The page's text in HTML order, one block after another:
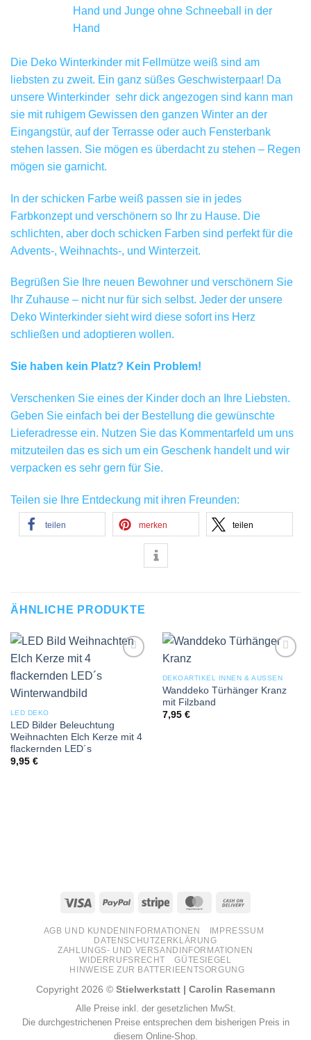
Hand und Junge ohne Schneeball in der
Hand
Die Deko Winterkinder mit Fellmütze weiß sind am
liebsten zu zweit. Ein ganz süßes Geschwisterpaar! Da
unsere Winterkinder sehr dick angezogen sind kann man
sie mit ruhigem Gewissen den ganzen Winter an der
Eingangstür, auf der Terrasse oder auch Fensterbank
stehen lassen. Sie mögen es überdacht zu stehen – Regen
mögen sie garnicht.
In der schicken Farbe weiß passen sie in jedes
Farbkonzept und verschönern so Ihr zu Hause. Die
schlichten, aber doch schicken Farben sind perfekt für die
Advents-, Weihnachts-, und Winterzeit.
Begrüßen Sie Ihre neuen Bewohner und verschönern Sie
Ihr Zuhause – nicht nur für sich selbst. Jeder der unsere
Deko Winterkinder sieht wird diese sofort ins Herz
schließen und adoptieren wollen.
Sie haben kein Platz? Kein Problem!
Verschenken Sie eines der Kinder doch an Ihre Liebsten.
Geben Sie einfach bei der Bestellung die gewünschte
Lieferadresse ein. Nutzen Sie das Kommentarfeld um uns
mitzuteilen das es sich um ein Geschenk handelt und wir
verpacken es sehr gern für Sie.
Teilen sie Ihre Entdeckung mit ihren Freunden:
teilen merken teilen
ÄHNLICHE PRODUKTE
LED DEKO
LED Bilder Beleuchtung
Weihnachten Elch Kerze mit 4
flackernden LED´s
9,95 €
wishlist
DEKOARTIKEL INNEN & AUSSEN
Wanddeko Türhänger Kranz
mit Filzband
7,95 €
Visa PayPal Stripe MasterCard
Delivery
AGB UND KUNDENINFORMATIONEN
IMPRESSUM
DATENSCHUTZERKLÄRUNG
ZAHLUNGS- UND VERSANDINFORMATIONEN
WIDERRUFSRECHT
GÜTESIEGEL
HINWEISE ZUR BATTERIEENTSORGUNG
Copyright 2026 © Stielwerkstatt | Carolin Rasemann
Alle Preise inkl. der gesetzlichen MwSt.
Die durchgestrichenen Preise entsprechen dem bisherigen Preis in
diesem Online-Shop.